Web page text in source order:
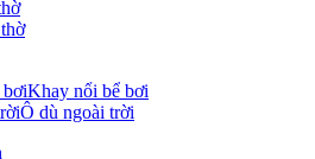
Khay nổi bể bơi
Ô dù ngoài trời